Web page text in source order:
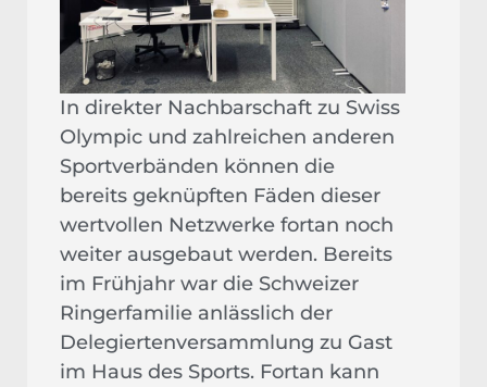
In direkter Nachbarschaft zu Swiss
Olympic und zahlreichen anderen
Sportverbänden können die
bereits geknüpften Fäden dieser
wertvollen Netzwerke fortan noch
weiter ausgebaut werden. Bereits
im Frühjahr war die Schweizer
Ringerfamilie anlässlich der
Delegiertenversammlung zu Gast
im Haus des Sports. Fortan kann